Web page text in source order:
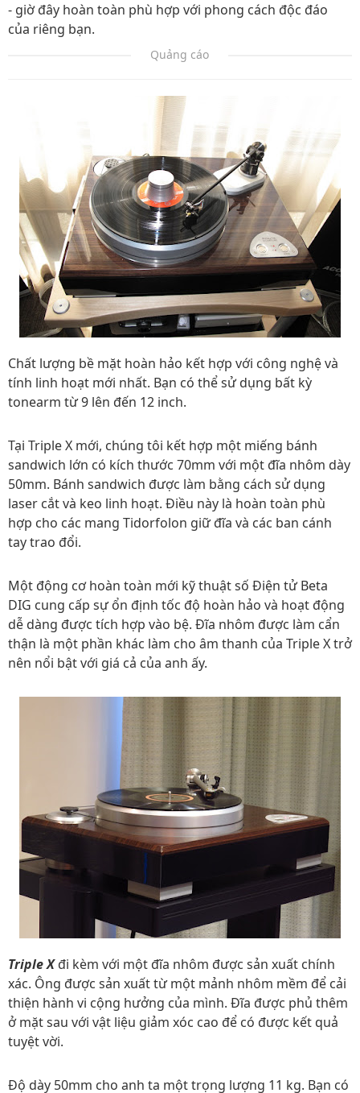
- giờ đây hoàn toàn phù hợp với phong cách độc đáo
của riêng bạn.
Quảng cáo
Chất lượng bề mặt hoàn hảo kết hợp với công nghệ và
tính linh hoạt mới nhất. Bạn có thể sử dụng bất kỳ
tonearm từ 9 lên đến 12 inch.
Tại Triple X mới, chúng tôi kết hợp một miếng bánh
sandwich lớn có kích thước 70mm với một đĩa nhôm dày
50mm. Bánh sandwich được làm bằng cách sử dụng
laser cắt và keo linh hoạt. Điều này là hoàn toàn phù
hợp cho các mang Tidorfolon giữ đĩa và các ban cánh
tay trao đổi.
Một động cơ hoàn toàn mới kỹ thuật số Điện tử Beta
DIG cung cấp sự ổn định tốc độ hoàn hảo và hoạt động
dễ dàng được tích hợp vào bệ. Đĩa nhôm được làm cẩn
thận là một phần khác làm cho âm thanh của Triple X trở
nên nổi bật với giá cả của anh ấy.
Triple Xđi kèm với một đĩa nhôm được sản xuất chính
xác. Ông được sản xuất từ ​​một mảnh nhôm mềm để cải
thiện hành vi cộng hưởng của mình. Đĩa được phủ thêm
ở mặt sau với vật liệu giảm xóc cao để có được kết quả
tuyệt vời.
Độ dày 50mm cho anh ta một trọng lượng 11 kg. Bạn có